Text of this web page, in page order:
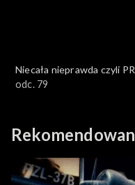
Niecała nieprawda czyli
w DTV
odc. 79